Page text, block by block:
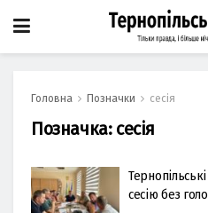
Головна Позначки сесія
Позначка: сесія
сесію без